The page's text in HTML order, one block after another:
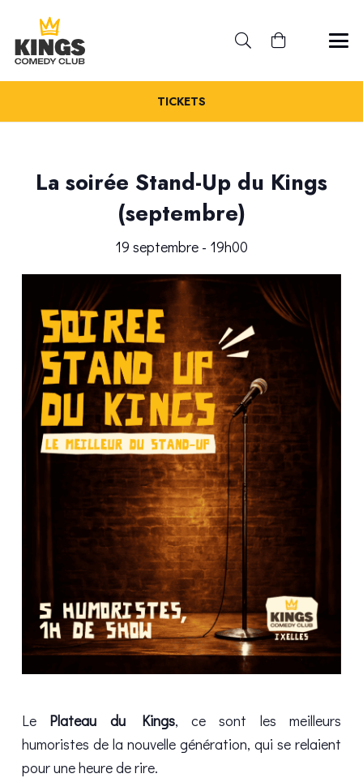
TICKETS
La soirée Stand-Up du Kings
(septembre)
19 septembre - 19h00
Le Plateau du Kings, ce sont les meilleurs
humoristes de la nouvelle génération, qui se relaient
pour une heure de rire.